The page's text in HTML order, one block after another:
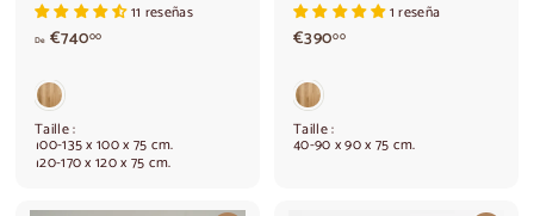
11 reseñas
De €74000A
i
r
e
Taille :
100-135 x 100 x 75 cm.
120-170 x 120 x 75 cm.
1 reseña
€39000€
0
Taille :
40-90 x 90 x 75 cm.